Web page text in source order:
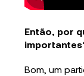
Então, por
Bom, um